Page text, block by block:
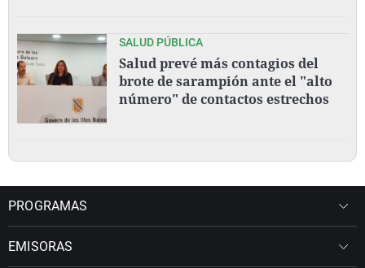
SALUD PÚBLICA
Salud prevé más contagios del
brote de sarampión ante el "alto
número" de contactos estrechos
PROGRAMAS
EMISORAS